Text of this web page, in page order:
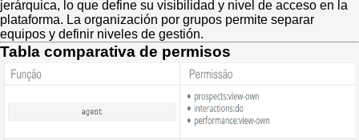
jerárquica, lo que define su visibilidad y nivel de acceso en la
plataforma. La organización por grupos permite separar
equipos y definir niveles de gestión.
Tabla comparativa de permisos